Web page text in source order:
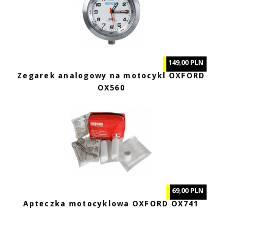
149,00 PLN
Zegarek analogowy na motocykl OXFORD
OX560
69,00 PLN
Apteczka motocyklowa OXFORD OX741